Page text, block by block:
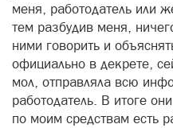
меня, работодатель или
тем разбудив меня,
ними говорить и
официально в декрете,
мол, отправляла всю
работодатель. В итоге
по моим средствам есть